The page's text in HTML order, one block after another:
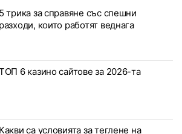
5 трика за справяне със спешни
разходи, които работят веднага
6 казино сайтове за 2026-та
Какви са условията за теглене на